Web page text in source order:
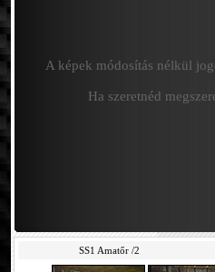
A képek módosítás nélkül
Ha szeretnéd
SS1 Amatőr /2